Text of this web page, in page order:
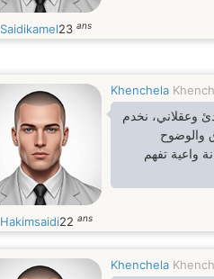
Saidikamel23 ans
Khenchela
وعقلاني، نخدم
والوضوح
واعية تفهم
Hakimsaidi22 ans
Khenchela